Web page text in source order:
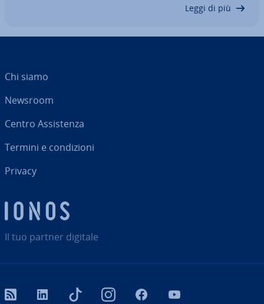
Leggi di più
Il tuo partner digitale
Chi siamo
Newsroom
Centro As­si­sten­za
Termini e con­di­zio­ni
Privacy
RSS LinkedIn tiktok InstagramFacebook